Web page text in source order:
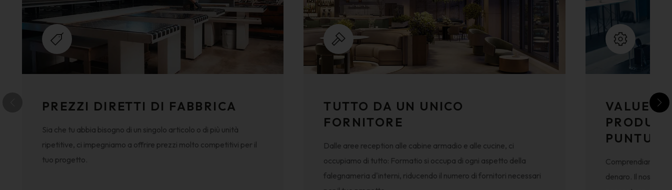
PREZZI DIRETTI DI FABBRICA
Sia che tu abbia bisogno di un singolo articolo o di più unità
ripetitive, ci impegniamo a offrire prezzi molto competitivi per il
tuo progetto.
TUTTO DA UN UNICO
FORNITORE
Dalle aree reception alle cabine armadio e alle cucine, ci
occupiamo di tutto: Formatio si occupa di ogni aspetto della
falegnameria d'interni, riducendo il numero di fornitori necessari
VALUE
Comprendiamo
denaro. Il nostro